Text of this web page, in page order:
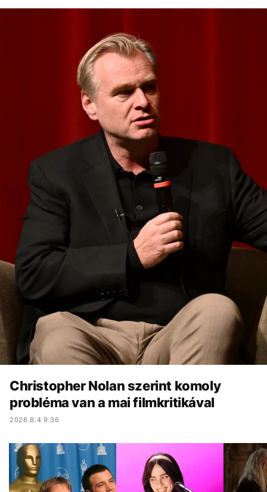
Christopher Nolan szerint komoly
probléma van a mai filmkritikával
2026.8.4 9:36